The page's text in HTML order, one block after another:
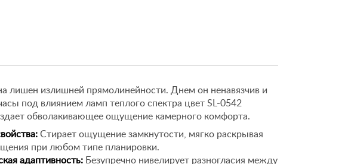
лишен излишней прямолинейности. Днем он ненавязчив и
под влиянием ламп теплого спектра цвет SL-0542
обволакивающее ощущение камерного комфорта.
Стирает ощущение замкнутости, мягко раскрывая
при любом типе планировки.
адаптивность: Безупречно нивелирует разногласия между